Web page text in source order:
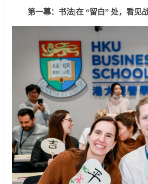
第一幕：书法|在 “留白” 处，看见